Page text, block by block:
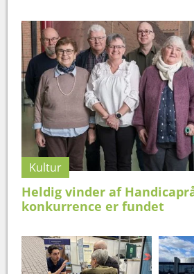
Kultur
Heldig vinder af
konkurrence er fundet